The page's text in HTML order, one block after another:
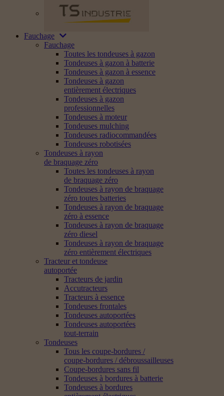
Fauchage
Fauchage
Toutes les tondeuses à gazon
Tondeuses à gazon à batterie
Tondeuses à gazon à essence
Tondeuses à gazon
entièrement électriques
Tondeuses à gazon
professionnelles
Tondeuses à moteur
Tondeuses mulching
Tondeuses radiocommandées
Tondeuses robotisées
Tondeuses à rayon
de braquage zéro
Toutes les tondeuses à rayon
de braquage zéro
Tondeuses à rayon de braquage
zéro toutes batteries
Tondeuses à rayon de braquage
zéro à essence
Tondeuses à rayon de braquage
zéro diesel
Tondeuses à rayon de braquage
zéro entièrement électriques
Tracteur et tondeuse
autoportée
Tracteurs de jardin
Accutracteurs
Tracteurs à essence
Tondeuses frontales
Tondeuses autoportées
Tondeuses autoportées
tout-terrain
Tondeuses
Tous les coupe-bordures /
coupe-bordures / débroussailleuses
Coupe-bordures sans fil
Tondeuses à bordures à batterie
Tondeuses à bordures